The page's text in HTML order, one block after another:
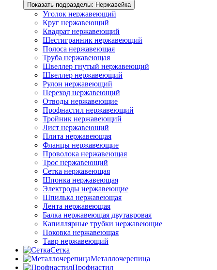
Показать подразделы: Нержавейка
Уголок нержавеющий
Круг нержавеющий
Квадрат нержавеющий
Шестигранник нержавеющий
Полоса нержавеющая
Труба нержавеющая
Швеллер гнутый нержавеющий
Швеллер нержавеющий
Рулон нержавеющий
Переход нержавеющий
Отводы нержавеющие
Профнастил нержавеющий
Тройник нержавеющий
Лист нержавеющий
Плита нержавеющая
Фланцы нержавеющие
Проволока нержавеющая
Трос нержавеющий
Сетка нержавеющая
Шпонка нержавеющая
Электроды нержавеющие
Шпилька нержавеющая
Лента нержавеющая
Балка нержавеющая двутавровая
Капиллярные трубки нержавеющие
Поковка нержавеющая
Тавр нержавеющий
Сетка
Металлочерепица
Профнастил